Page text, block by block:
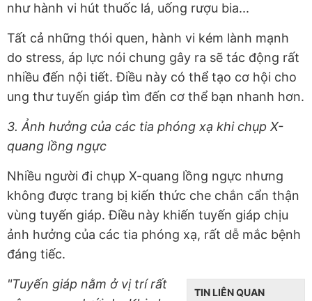
như hành vi hút thuốc lá, uống rượu bia...
Tất cả những thói quen, hành vi kém lành mạnh
do stress, áp lực nói chung gây ra sẽ tác động rất
nhiều đến nội tiết. Điều này có thể tạo cơ hội cho
ung thư tuyến giáp tìm đến cơ thể bạn nhanh hơn.
3. Ảnh hưởng của các tia phóng xạ khi chụp X-
quang lồng ngực
Nhiều người đi chụp X-quang lồng ngực nhưng
không được trang bị kiến thức che chắn cẩn thận
vùng tuyến giáp. Điều này khiến tuyến giáp chịu
ảnh hưởng của các tia phóng xạ, rất dễ mắc bệnh
đáng tiếc.
TIN LIÊN QUAN
"Tuyến giáp nằm ở vị trí rất